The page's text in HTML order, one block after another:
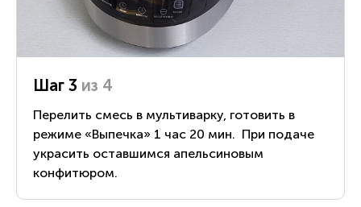
Шаг 3 из 4
Перелить смесь в мультиварку, готовить в
режиме «Выпечка» 1 час 20 мин. При подаче
украсить оставшимся апельсиновым
конфитюром.